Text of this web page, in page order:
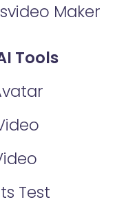
Maker
Tools
Test